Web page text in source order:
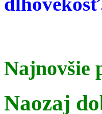
Najnovšie
Naozaj